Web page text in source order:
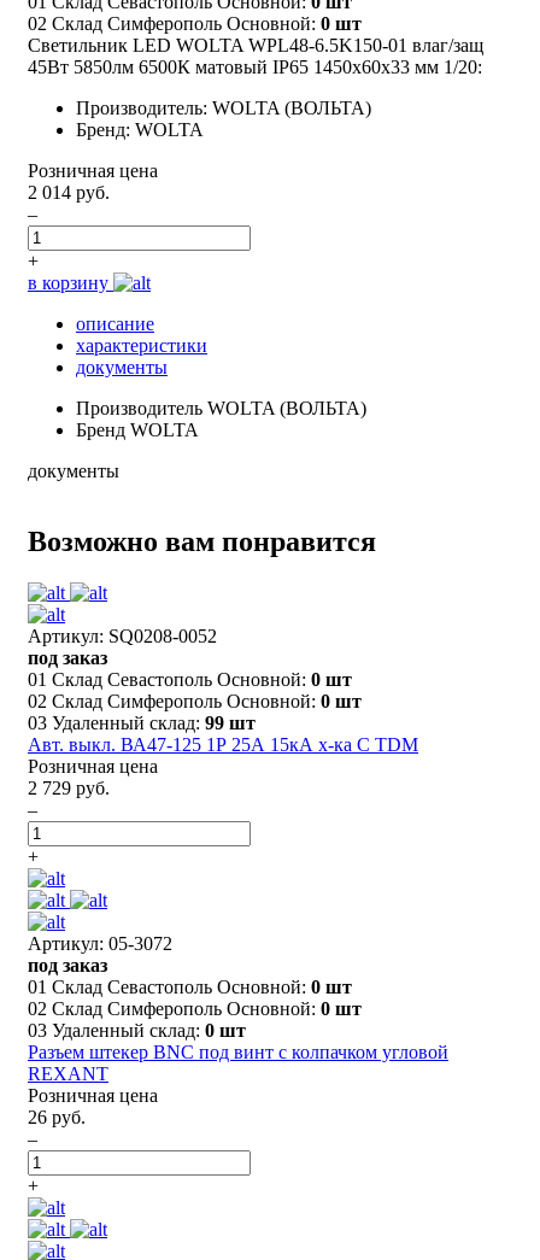
02 Склад Симферополь Основной: 0 шт
Светильник LED WOLTA WPL48-6.5K150-01 влаг/защ
45Вт 5850лм 6500К матовый IP65 1450x60x33 мм 1/20:
Производитель: WOLTA (ВОЛЬТА)
Бренд: WOLTA
Розничная цена
2 014 руб.
–
+
в корзину
описание
характеристики
документы
Производитель WOLTA (ВОЛЬТА)
Бренд WOLTA
документы
Возможно вам понравится
Артикул: SQ0208-0052
под заказ
01 Склад Севастополь Основной: 0 шт
02 Склад Симферополь Основной: 0 шт
03 Удаленный склад: 99 шт
Авт. выкл. ВА47-125 1Р 25А 15кА х-ка С TDM
Розничная цена
2 729 руб.
–
+
Артикул: 05-3072
под заказ
01 Склад Севастополь Основной: 0 шт
02 Склад Симферополь Основной: 0 шт
03 Удаленный склад: 0 шт
Разъем штекер BNC под винт с колпачком угловой
REXANT
Розничная цена
26 руб.
–
+